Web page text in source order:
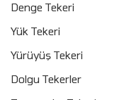
Denge Tekeri
Yük Tekeri
Yürüyüş Tekeri
Dolgu Tekerler